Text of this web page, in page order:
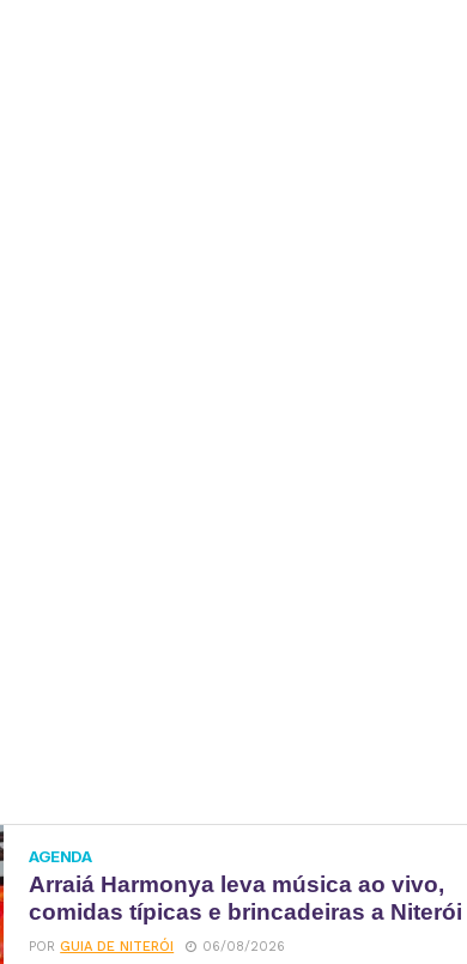
AGENDA
Arraiá Harmonya leva música ao vivo,
comidas típicas e brincadeiras a Niterói
PORGUIA DE NITERÓI 06/08/2026